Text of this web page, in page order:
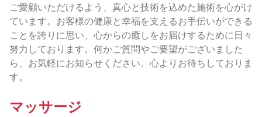
ご愛顧いただけるよう、真心と技術を込めた施術を心がけ
ています。お客様の健康と幸福を支えるお手伝いができる
ことを誇りに思い、心からの癒しをお届けするために日々
努力しております。何かご質問やご要望がございました
ら、お気軽にお知らせください。心よりお待ちしておりま
す。
マッサージ